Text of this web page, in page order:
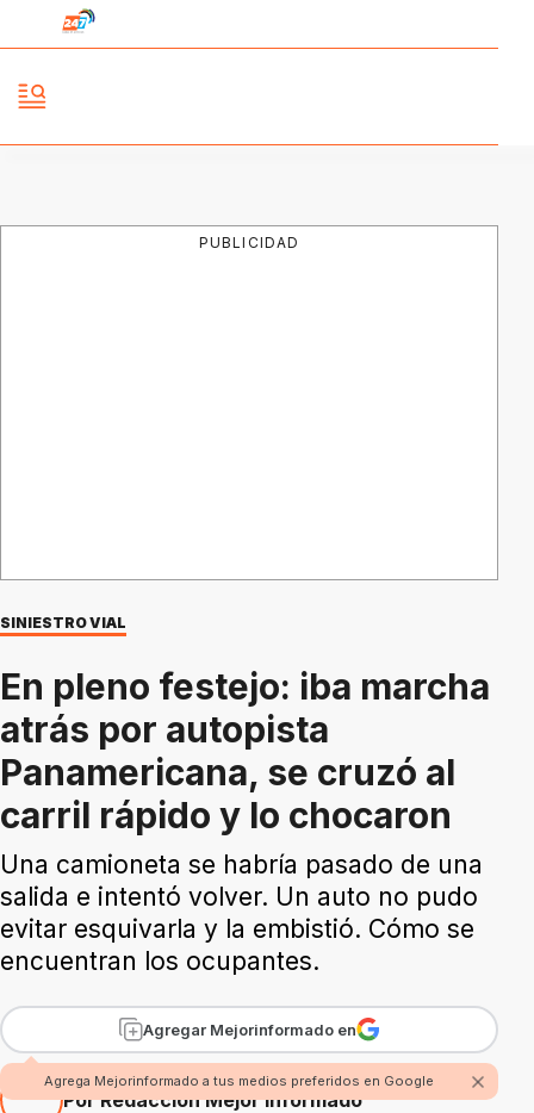
PUBLICIDAD
SINIESTRO VIAL
En pleno festejo: iba marcha
atrás por autopista
Panamericana, se cruzó al
carril rápido y lo chocaron
Una camioneta se habría pasado de una
salida e intentó volver. Un auto no pudo
evitar esquivarla y la embistió. Cómo se
encuentran los ocupantes.
Agregar Mejorinformado en
Agrega Mejorinformado a tus medios preferidos en Google
Por Redacción Mejor Informado